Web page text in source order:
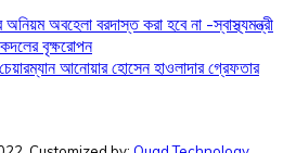
অবহেলা বরদাস্ত করা হবে না -স্বাস্থ্যমন্ত্রী
বৃক্ষরোপন
আনোয়ার হোসেন হাওলাদার গ্রেফতার